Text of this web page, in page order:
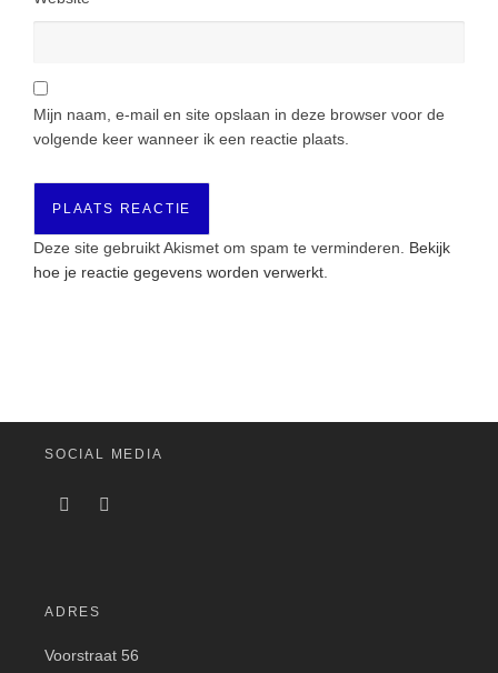
Mijn naam, e-mail en site opslaan in deze browser voor de
volgende keer wanneer ik een reactie plaats.
Deze site gebruikt Akismet om spam te verminderen. Bekijk
hoe je reactie gegevens worden verwerkt
SOCIAL MEDIA
ADRES
Voorstraat 56